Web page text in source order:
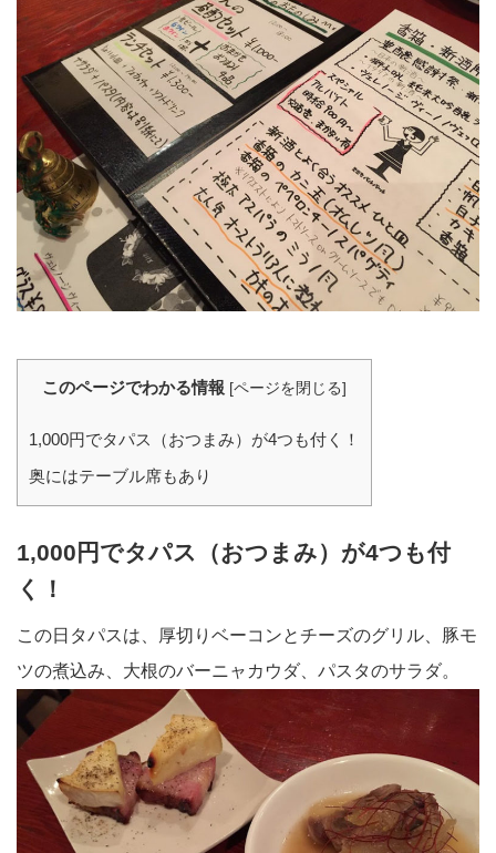
このページでわかる情報 [ページを閉じる]
1,000円でタパス（おつまみ）が4つも付く！
奥にはテーブル席もあり
1,000円でタパス（おつまみ）が4つも付
く！
この日タパスは、厚切りベーコンとチーズのグリル、豚モ
ツの煮込み、大根のバーニャカウダ、パスタのサラダ。